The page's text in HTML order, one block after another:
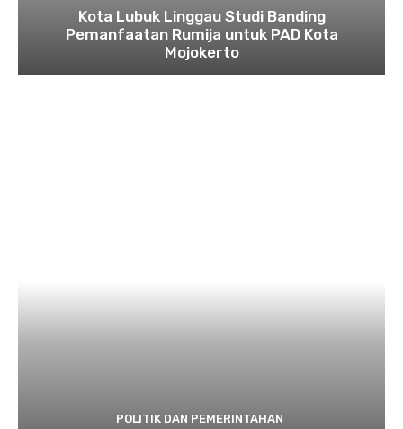
Kota Lubuk Linggau Studi Banding
Pemanfaatan Rumija untuk PAD Kota
Mojokerto
POLITIK DAN PEMERINTAHAN